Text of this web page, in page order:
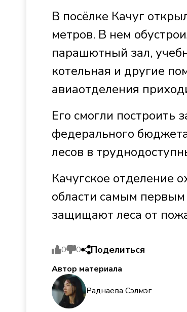
В посёлке Качуг
метров. В нем
парашютный зал,
котельная и другие
авиаотделения
Его смогли построить
федерального
лесов в
Качугское отделение
области самым
защищают леса от
0 0 Поделиться
Автор материала
Раднаева Сэлмэг